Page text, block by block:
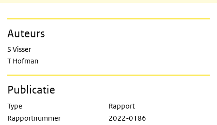
Auteurs
S Visser
T Hofman
Publicatie
Type
Rapport
Rapportnummer
2022-0186